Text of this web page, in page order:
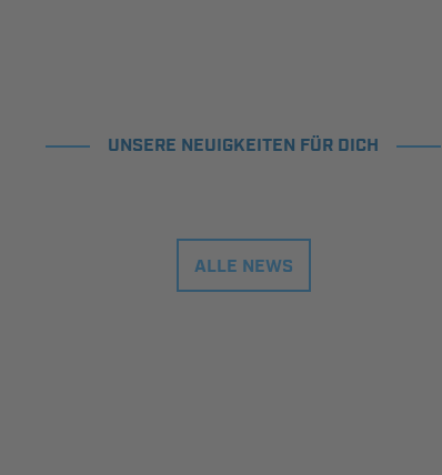
UNSERE NEUIGKEITEN FÜR DICH
ALLE NEWS